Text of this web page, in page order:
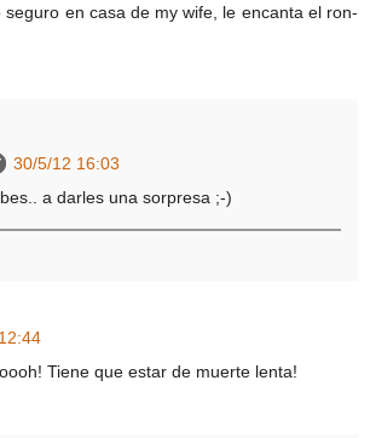
seguro en casa de my wife, le encanta el ron-
30/5/12 16:03
a darles una sorpresa ;-)
Tiene que estar de muerte lenta!